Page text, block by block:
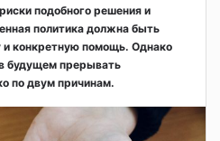
подобного решения и
политика должна быть
и конкретную помощь. Однако
будущем прерывать
по двум причинам.